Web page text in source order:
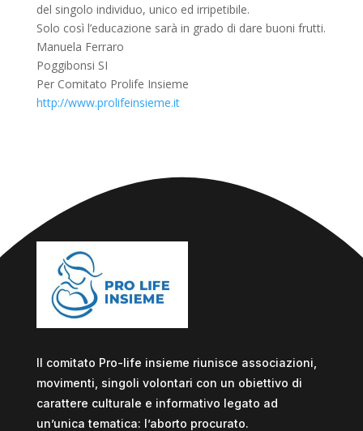
del singolo individuo, unico ed irripetibile.
Solo così l’educazione sarà in grado di dare buoni frutti.
Manuela Ferraro
Poggibonsi SI
Per Comitato Prolife Insieme
http://www.prolifeinsieme.it
Il comitato Pro-life insieme riunisce associazioni,
movimenti, singoli volontari con un obiettivo di
carattere culturale e informativo legato ad
un’unica tematica: l’aborto procurato.